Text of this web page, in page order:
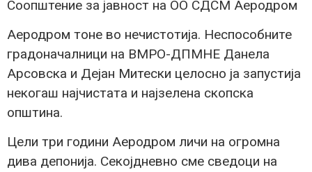
Соопштение за јавност на ОО СДСМ Аеродром
Аеродром тоне во нечистотија. Неспособните
градоначалници на ВМРО-ДПМНЕ Данела
Арсовска и Дејан Митески целосно ја запустија
некогаш најчистата и најзелена скопска
општина.
Цели три години Аеродром личи на огромна
дива депонија. Секојдневно сме сведоци на